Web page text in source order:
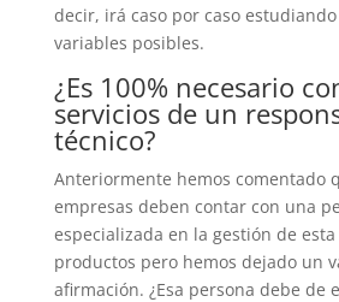
decir, irá caso por caso
variables posibles.
¿Es 100% necesario
servicios de un
técnico?
Anteriormente hemos comentado
empresas deben contar con una
especializada en la gestión de esta
productos pero hemos dejado un
afirmación. ¿Esa persona debe de